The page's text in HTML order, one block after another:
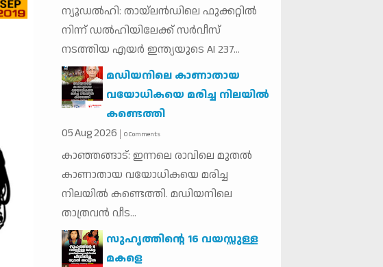
ന്യൂഡല്‍ഹി: തായ്ലന്‍ഡിലെ ഫുക്കറ്റില്‍
നിന്ന് ഡല്‍ഹിയിലേക്ക് സര്‍വീസ്
നടത്തിയ എയര്‍ ഇന്ത്യയുടെ AI 237...
മഡിയനിലെ കാണാതായ
വയോധികയെ മരിച്ച നിലയില്‍
കണ്ടെത്തി
05Aug2026 0 Comments
കാഞ്ഞങ്ങാട്: ഇന്നലെ രാവിലെ മുതല്‍
കാണാതായ വയോധികയെ മരിച്ച
നിലയില്‍ കണ്ടെത്തി. മഡിയനിലെ
താത്രവന്‍ വീട...
സുഹൃത്തിന്റെ 16 വയസ്സുള്ള
മകളെ